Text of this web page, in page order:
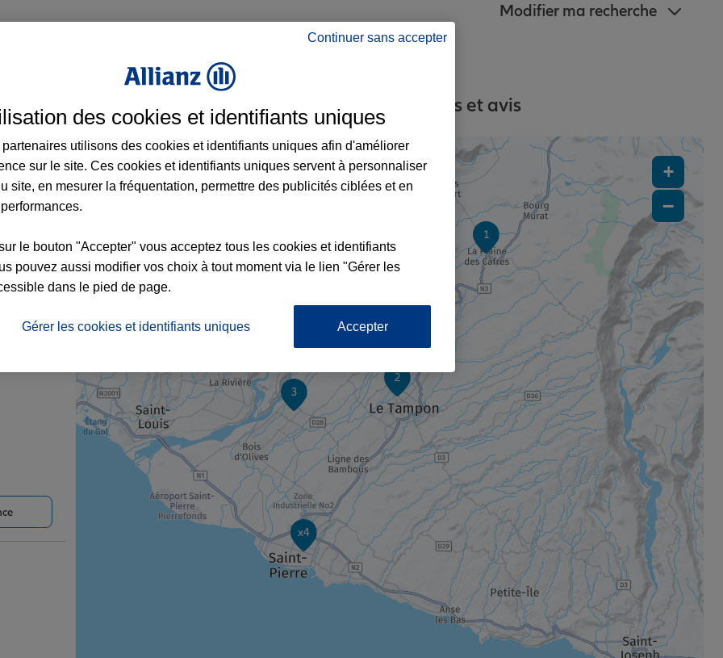
Modifier ma recherche
au Tampon et aux alentours : adresses, contacts et avis
x4
1
3
2
+
−
Continuer sans accepter
des cookies et identifiants uniques
partenaires utilisons des cookies et identifiants uniques afin d'améliorer
sur le site. Ces cookies et identifiants uniques servent à personnaliser
site, en mesurer la fréquentation, permettre des publicités ciblées et en
le bouton "Accepter" vous acceptez tous les cookies et identifiants
pouvez aussi modifier vos choix à tout moment via le lien "Gérer les
dans le pied de page.
Gérer les cookies et identifiants uniques Accepter